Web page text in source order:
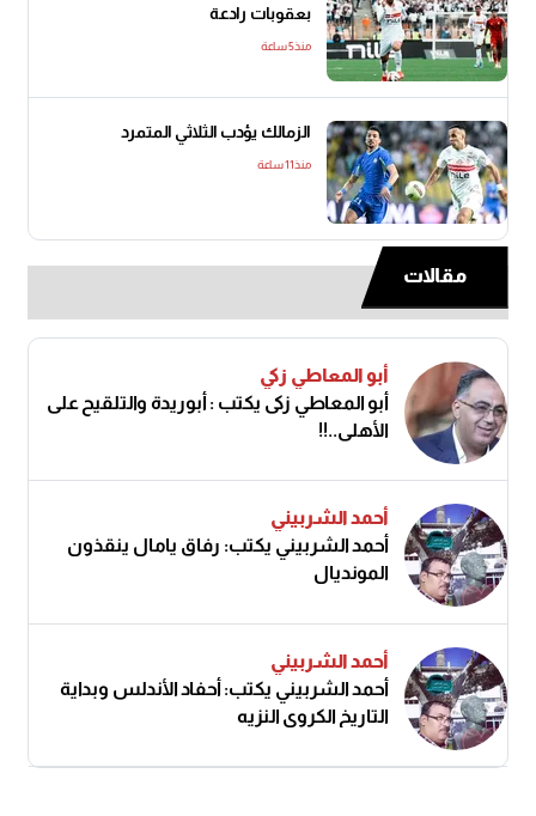
بعقوبات رادعة
منذ5 ساعة
الزمالك يؤدب الثلاثي المتمرد
منذ11 ساعة
مقالات
أبو المعاطي زكي
أبو المعاطي زكى يكتب : أبوريدة والتلقيح على
الأهلى..!!
أحمد الشربيني
أحمد الشربيني يكتب: رفاق يامال ينقذون
المونديال
أحمد الشربيني
أحمد الشربيني يكتب: أحفاد الأندلس وبداية
التاريخ الكروي النزيه